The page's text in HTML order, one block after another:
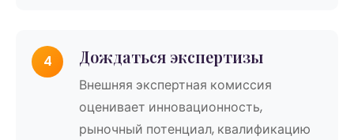
4 Дождаться экспертизы
Внешняя экспертная комиссия
оценивает инновационность,
рыночный потенциал, квалификацию